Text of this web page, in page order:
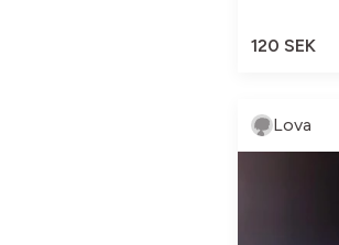
120 SEK
Lova